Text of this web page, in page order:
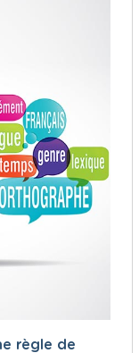
règle de